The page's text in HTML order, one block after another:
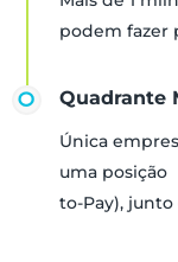
podem fazer
Quadrante
Única
uma posição
to-Pay), junto